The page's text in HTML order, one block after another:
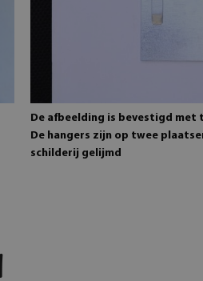
De afbeelding is bevestigd met
De hangers zijn op twee
schilderij gelijmd